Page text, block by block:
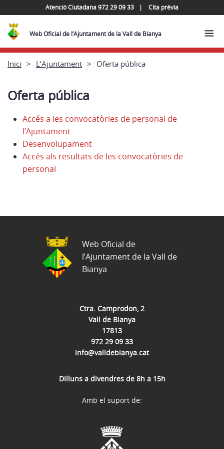
Atenció Ciutadana 972 29 09 33 Cita prèvia
Web Oficial de l’Ajuntament de la Vall de Bianya
Inici L’Ajuntament Oferta pública
Oferta pública
Accés a les convocatòries de personal de
l’Ajuntament
Desenvolupament
Accés als resultats de les convocatòries de
personal
Ctra. Camprodon, 2
Vall de Bianya
17813
972 29 09 33
info@valldebianya.cat
Dilluns a divendres de 8h a 15h
Web Oficial de
l’Ajuntament de la Vall de
Bianya
Amb el suport de: